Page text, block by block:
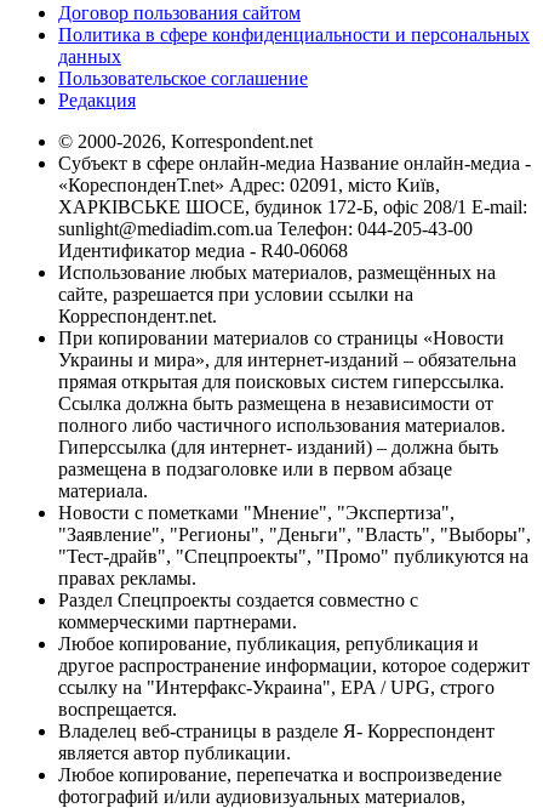
Договор пользования сайтом
Политика в сфере конфиденциальности и персональных
данных
Пользовательское соглашение
Редакция
© 2000-2026, Korrespondent.net
Субъект в сфере онлайн-медиа Название онлайн-медиа -
«КореспонденТ.net» Адрес: 02091, місто Київ,
ХАРКІВСЬКЕ ШОСЕ, будинок 172-Б, офіс 208/1 E-mail:
sunlight@mediadim.com.ua Телефон: 044-205-43-00
Идентификатор медиа - R40-06068
Использование любых материалов, размещённых на
сайте, разрешается при условии ссылки на
Корреспондент.net.
При копировании материалов со страницы «Новости
Украины и мира», для интернет-изданий – обязательна
прямая открытая для поисковых систем гиперссылка.
Ссылка должна быть размещена в независимости от
полного либо частичного использования материалов.
Гиперссылка (для интернет- изданий) – должна быть
размещена в подзаголовке или в первом абзаце
материала.
Новости с пометками "Мнение", "Экспертиза",
"Заявление", "Регионы", "Деньги", "Власть", "Выборы",
"Тест-драйв", "Спецпроекты", "Промо" публикуются на
правах рекламы.
Раздел Спецпроекты создается совместно с
коммерческими партнерами.
Любое копирование, публикация, републикация и
другое распространение информации, которое содержит
ссылку на "Интерфакс-Украина", EPA / UPG, строго
воспрещается.
Владелец веб-страницы в разделе Я- Корреспондент
является автор публикации.
Любое копирование, перепечатка и воспроизведение
фотографий и/или аудиовизуальных материалов,